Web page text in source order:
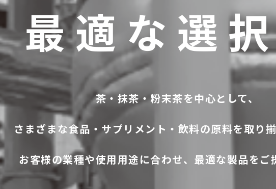
最適な選
茶・抹茶・粉末茶を中心として、
さまざまな食品・サプリメント・飲料の原料を取り揃
お客様の業種や使用用途に合わせ、最適な製品をご